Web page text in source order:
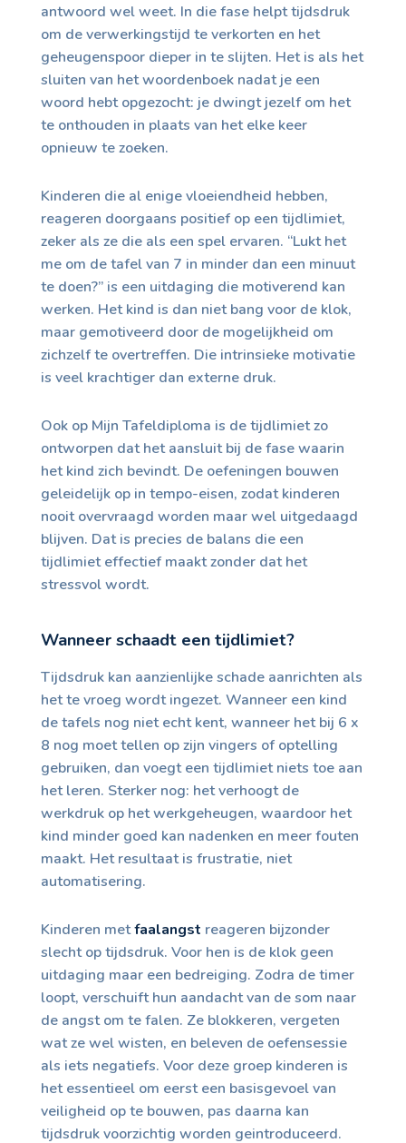
antwoord wel weet. In die fase helpt tijdsdruk
om de verwerkingstijd te verkorten en het
geheugenspoor dieper in te slijten. Het is als het
sluiten van het woordenboek nadat je een
woord hebt opgezocht: je dwingt jezelf om het
te onthouden in plaats van het elke keer
opnieuw te zoeken.
Kinderen die al enige vloeiendheid hebben,
reageren doorgaans positief op een tijdlimiet,
zeker als ze die als een spel ervaren. “Lukt het
me om de tafel van 7 in minder dan een minuut
te doen?” is een uitdaging die motiverend kan
werken. Het kind is dan niet bang voor de klok,
maar gemotiveerd door de mogelijkheid om
zichzelf te overtreffen. Die intrinsieke motivatie
is veel krachtiger dan externe druk.
Ook op Mijn Tafeldiploma is de tijdlimiet zo
ontworpen dat het aansluit bij de fase waarin
het kind zich bevindt. De oefeningen bouwen
geleidelijk op in tempo-eisen, zodat kinderen
nooit overvraagd worden maar wel uitgedaagd
blijven. Dat is precies de balans die een
tijdlimiet effectief maakt zonder dat het
stressvol wordt.
Wanneer schaadt een tijdlimiet?
Tijdsdruk kan aanzienlijke schade aanrichten als
het te vroeg wordt ingezet. Wanneer een kind
de tafels nog niet echt kent, wanneer het bij 6 x
8 nog moet tellen op zijn vingers of optelling
gebruiken, dan voegt een tijdlimiet niets toe aan
het leren. Sterker nog: het verhoogt de
werkdruk op het werkgeheugen, waardoor het
kind minder goed kan nadenken en meer fouten
maakt. Het resultaat is frustratie, niet
automatisering.
Kinderen metfaalangst reageren bijzonder
slecht op tijdsdruk. Voor hen is de klok geen
uitdaging maar een bedreiging. Zodra de timer
loopt, verschuift hun aandacht van de som naar
de angst om te falen. Ze blokkeren, vergeten
wat ze wel wisten, en beleven de oefensessie
als iets negatiefs. Voor deze groep kinderen is
het essentieel om eerst een basisgevoel van
veiligheid op te bouwen, pas daarna kan
tijdsdruk voorzichtig worden geintroduceerd.